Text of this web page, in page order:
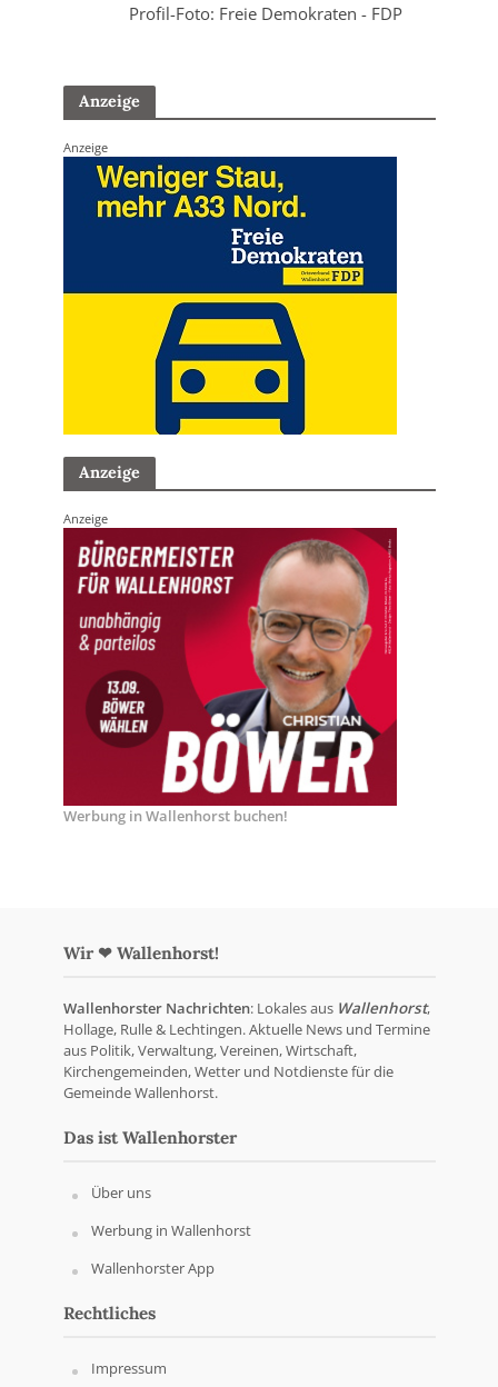
Profil-Foto: Freie Demokraten - FDP
Anzeige
Anzeige
Anzeige
Anzeige
Werbung in Wallenhorst buchen!
Wir ❤ Wallenhorst!
Wallenhorster Nachrichten: Lokales aus Wallenhorst,
Hollage, Rulle & Lechtingen. Aktuelle News und Termine
aus Politik, Verwaltung, Vereinen, Wirtschaft,
Kirchengemeinden, Wetter und Notdienste für die
Gemeinde Wallenhorst.
Das ist Wallenhorster
Über uns
Werbung in Wallenhorst
Wallenhorster App
Rechtliches
Impressum